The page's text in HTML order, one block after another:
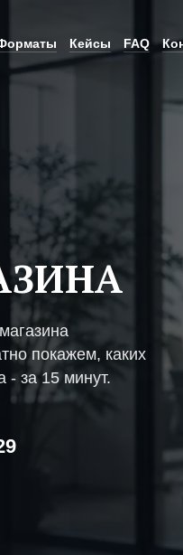
Кейсы FAQ
покажем, каких
- за 15 минут.